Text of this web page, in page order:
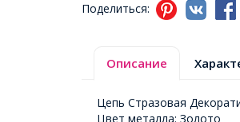
Поделиться:
Описание
Цепь Стразовая
Цвет металла: Золото